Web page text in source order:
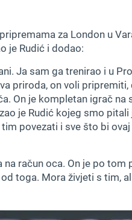
za London u
je Rudić i dodao:
Ja sam ga trenirao i u
priroda, on voli
On je kompletan igrač na
je Rudić kojeg smo
povezati i sve što bi
račun oca. On je po tom
toga. Mora živjeti s tim,